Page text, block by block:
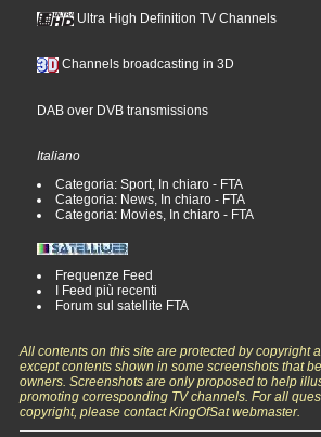
Ultra High Definition TV Channels
Channels broadcasting in 3D
DAB over DVB transmissions
Italiano
Categoria: Sport, In chiaro - FTA
Categoria: News, In chiaro - FTA
Categoria: Movies, In chiaro - FTA
Frequenze Feed
I Feed più recenti
Forum sul satellite FTA
All contents on this site are protected by copyright
except contents shown in some screenshots that
owners. Screenshots are only proposed to help
promoting corresponding TV channels. For all
copyright, please contact KingOfSat webmaster.